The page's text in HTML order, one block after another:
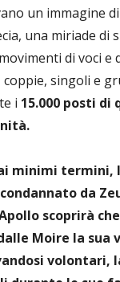
un immagine
una miriade
di voci e
coppie, singoli e
i 15.000 posti
minimi termini,
da
scoprirà
Moire la sua
volontari,